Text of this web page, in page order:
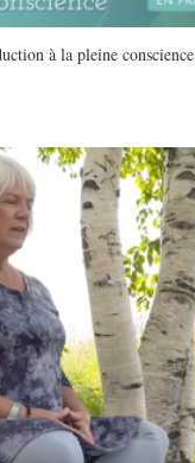
à la pleine conscience